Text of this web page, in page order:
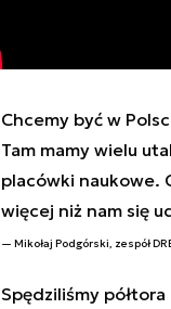
Chcemy być w
Tam mamy wielu
placówki naukowe.
więcej niż nam się
Mikołaj Podgórski, zespół
Spędziliśmy półtora